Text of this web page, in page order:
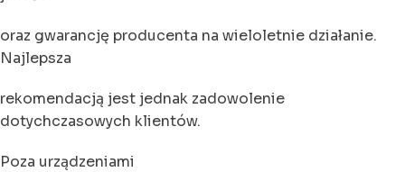
oraz gwarancję producenta na wieloletnie działanie.
Najlepsza
rekomendacją jest jednak zadowolenie
dotychczasowych klientów.
Poza urządzeniami